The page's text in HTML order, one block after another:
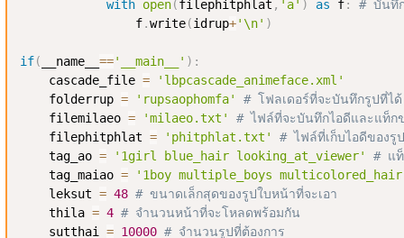
with open(filephitphlat , 'a' ) as f:
# บันทึ
                f
.write(idrup+'\n' )
if( __name__ =='__main__' ) :
    cascade_file
=
'lbpcascade_animeface.xml'
    folderrup
= 'rupsaophomfa'
# โฟลเดอร์ที่จะบันทึกรูปที่ได้
    filemilaeo
= 'milaeo.txt'
# ไฟล์ที่จะบันทึกไอดีและแท็ก
    filephitphlat
= 'phitphlat.txt'
# ไฟล์ที่เก็บไอดีของรู
    tag_ao
= '1girl blue_hair looking_at_viewer'
# แท็
    tag_maiao
=
'1boy multiple_boys
    leksut
= 48 # ขนาดเล็กสุดของรูปใบหน้าที่จะเอา
    thila
= 4 # จำนวนหน้าที่จะโหลดพร้อมกัน
    sutthai
= 10000 # จำนวนรูปที่ต้องการ